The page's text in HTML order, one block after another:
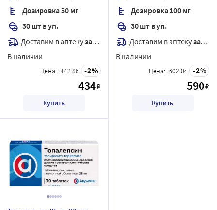
Дозировка 50 мг
30 шт в уп.
Доставим в аптекузавтра
В наличии
Цена: 442.86 2
434₽
Купить
Дозировка 100 мг
30 шт в уп.
Доставим в аптекузавтра
В наличии
Цена: 602.04 2
590₽
Купить